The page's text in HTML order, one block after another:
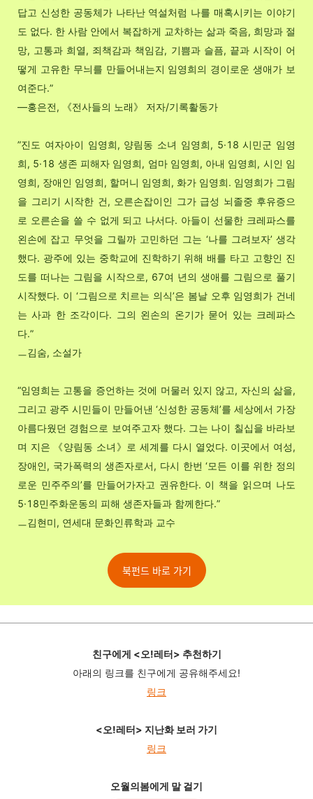
답고 신성한 공동체가 나타난 역설처럼 나를 매혹시키는 이야기
도 없다. 한 사람 안에서 복잡하게 교차하는 삶과 죽음, 희망과 절
망, 고통과 희열, 죄책감과 책임감, 기쁨과 슬픔, 끝과 시작이 어
떻게 고유한 무늬를 만들어내는지 임영희의 경이로운 생애가 보
여준다.”
―홍은전, 《전사들의 노래》 저자/기록활동가
”진도 여자아이 임영희, 양림동 소녀 임영희, 5·18 시민군 임영
희, 5·18 생존 피해자 임영희, 엄마 임영희, 아내 임영희, 시인 임
영희, 장애인 임영희, 할머니 임영희, 화가 임영희. 임영희가 그림
을 그리기 시작한 건, 오른손잡이인 그가 급성 뇌졸중 후유증으
로 오른손을 쓸 수 없게 되고 나서다. 아들이 선물한 크레파스를
왼손에 잡고 무엇을 그릴까 고민하던 그는 ‘나를 그려보자’ 생각
했다. 광주에 있는 중학교에 진학하기 위해 배를 타고 고향인 진
도를 떠나는 그림을 시작으로, 67여 년의 생애를 그림으로 풀기
시작했다. 이 ‘그림으로 치르는 의식’은 봄날 오후 임영희가 건네
는 사과 한 조각이다. 그의 왼손의 온기가 묻어 있는 크레파스
다.”
ㅡ김숨, 소설가
“임영희는 고통을 증언하는 것에 머물러 있지 않고, 자신의 삶을,
그리고 광주 시민들이 만들어낸 ‘신성한 공동체’를 세상에서 가장
아름다웠던 경험으로 보여주고자 했다. 그는 나이 칠십을 바라보
며 지은 《양림동 소녀》로 세계를 다시 열었다. 이곳에서 여성,
장애인, 국가폭력의 생존자로서, 다시 한번 ‘모든 이를 위한 정의
로운 민주주의’를 만들어가자고 권유한다. 이 책을 읽으며 나도
5·18민주화운동의 피해 생존자들과 함께한다.”
ㅡ김현미, 연세대 문화인류학과 교수
북펀드 바로 가기
친구에게 <오!레터> 추천하기
아래의 링크를 친구에게 공유해주세요!
링크
<오!레터> 지난화 보러 가기
링크
오월의봄에게 말 걸기